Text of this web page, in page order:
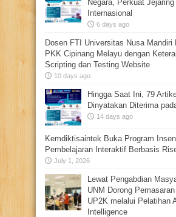
Negara, Perkuat
Internasional
6 days ago
Dosen FTI Universitas Nusa Mandiri
PKK Cipinang Melayu dengan
Scripting dan Testing Website
10 days ago
Hingga Saat Ini, 79
Dinyatakan Diterima
14 days ago
Kemdiktisaintek Buka Program
Pembelajaran Interaktif Berbasis
July 1, 2026
Lewat Pengabdian
UNM Dorong
UP2K melalui Pelatihan
Intelligence